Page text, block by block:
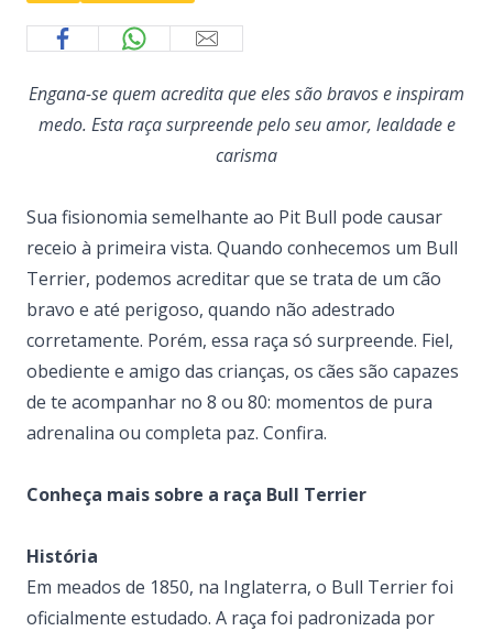
Engana-se quem acredita que eles são bravos e inspiram
medo. Esta raça surpreende pelo seu amor, lealdade e
carisma
Sua fisionomia semelhante ao Pit Bull pode causar
receio à primeira vista. Quando conhecemos um Bull
Terrier, podemos acreditar que se trata de um cão
bravo e até perigoso, quando não adestrado
corretamente. Porém, essa raça só surpreende. Fiel,
obediente e amigo das crianças, os cães são capazes
de te acompanhar no 8 ou 80: momentos de pura
adrenalina ou completa paz. Confira.
Conheça mais sobre a raça Bull Terrier
História
Em meados de 1850, na Inglaterra, o Bull Terrier foi
oficialmente estudado. A raça foi padronizada por